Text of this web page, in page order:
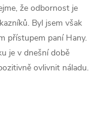
že odbornost je
Byl jsem však
přístupem paní Hany.
je v dnešní době
ovlivnit náladu.